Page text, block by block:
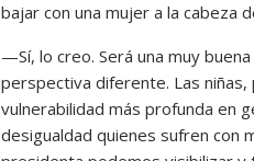
bajar con una mujer a la cabeza
—Sí, lo creo. Será una muy
perspectiva diferente. Las
vulnerabilidad más profunda en
desigualdad quienes sufren con